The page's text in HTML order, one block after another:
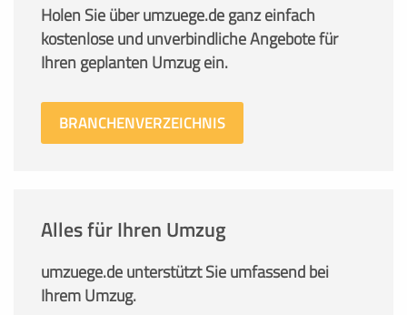
Holen Sie über umzuege.de ganz einfach
kostenlose und unverbindliche Angebote für
Ihren geplanten Umzug ein.
BRANCHENVERZEICHNIS
Alles für Ihren Umzug
umzuege.de unterstützt Sie umfassend bei
Ihrem Umzug.